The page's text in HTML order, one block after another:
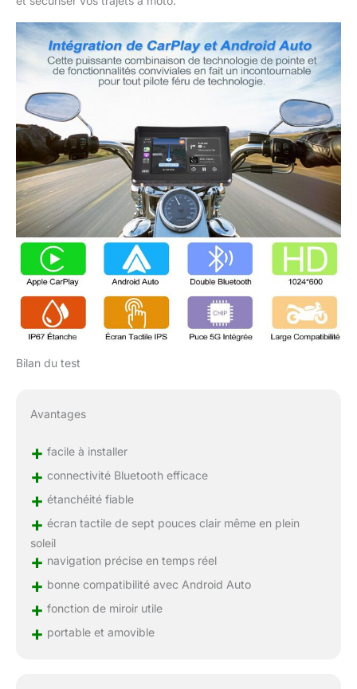
certification IP67 ajoute
une couche
supplémentaire de
durabilité et de fiabilité,
rendant l'écran GPS
CarPlay pour moto
toutes les conditions
météorologiques. Que
vous rouliez sous la
pluie, la neige ou par
forte chaleur, vous
pouvez être sûr que ce
système stéréo
fonctionnera
parfaitement. Qualité
Audio Exceptionnelle: En
la stéréo portable
TOUTBIEN pour moto
offre de bonnes
pouvez vous attendre à
expérience de conduite.
Bilan du test
Avantages
+ facile à installer
+ connectivité Bluetooth efficace
+ étanchéité fiable
+ écran tactile de sept pouces clair même en plein
soleil
+ navigation précise en temps réel
+ bonne compatibilité avec Android Auto
+ fonction de miroir utile
+ portable et amovible